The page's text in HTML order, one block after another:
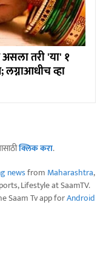
तरी 'या' १
व्हा
क्लिक करा.
newsfrom Maharashtra,
Lifestyle at SaamTV.
Saam Tv app forAndroid